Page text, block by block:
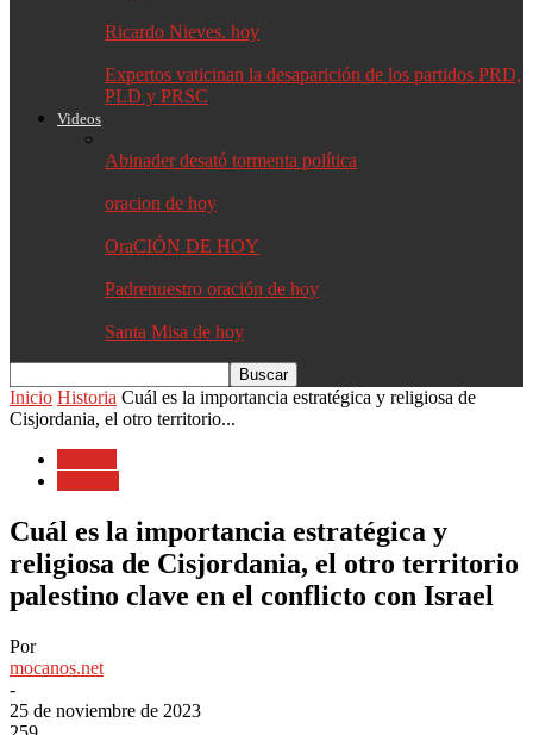
Ricardo Nieves. hoy
Expertos vaticinan la desaparición de los partidos PRD,
PLD y PRSC
Videos
Abinader desató tormenta política
oracion de hoy
OraCIÓN DE HOY
Padrenuestro oración de hoy
Santa Misa de hoy
Inicio Historia Cuál es la importancia estratégica y religiosa de
Cisjordania, el otro territorio...
Cuál es la importancia estratégica y
religiosa de Cisjordania, el otro territorio
palestino clave en el conflicto con Israel
Por
mocanos.net
-
25 de noviembre de 2023